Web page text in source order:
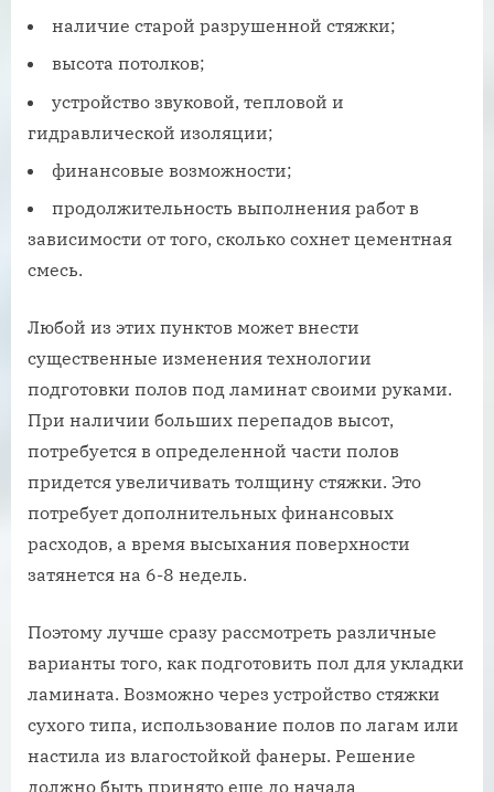
наличие старой разрушенной стяжки;
высота потолков;
устройство звуковой, тепловой и
гидравлической изоляции;
финансовые возможности;
продолжительность выполнения работ в
зависимости от того, сколько сохнет цементная
смесь.
Любой из этих пунктов может внести
существенные изменения технологии
подготовки полов под ламинат своими руками.
При наличии больших перепадов высот,
потребуется в определенной части полов
придется увеличивать толщину стяжки. Это
потребует дополнительных финансовых
расходов, а время высыхания поверхности
затянется на 6-8 недель.
Поэтому лучше сразу рассмотреть различные
варианты того, как подготовить пол для укладки
ламината. Возможно через устройство стяжки
сухого типа, использование полов по лагам или
настила из влагостойкой фанеры. Решение
должно быть принято еще до начала